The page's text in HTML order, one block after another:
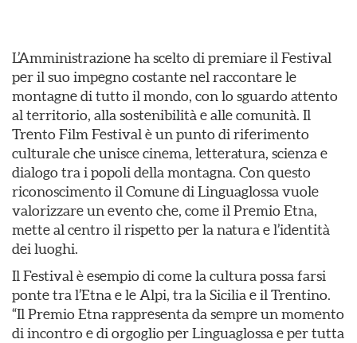
L’Amministrazione ha scelto di premiare il Festival
per il suo impegno costante nel raccontare le
montagne di tutto il mondo, con lo sguardo attento
al territorio, alla sostenibilità e alle comunità. Il
Trento Film Festival è un punto di riferimento
culturale che unisce cinema, letteratura, scienza e
dialogo tra i popoli della montagna. Con questo
riconoscimento il Comune di Linguaglossa vuole
valorizzare un evento che, come il Premio Etna,
mette al centro il rispetto per la natura e l’identità
dei luoghi.
Il Festival è esempio di come la cultura possa farsi
ponte tra l’Etna e le Alpi, tra la Sicilia e il Trentino.
“Il Premio Etna rappresenta da sempre un momento
di incontro e di orgoglio per Linguaglossa e per tutta